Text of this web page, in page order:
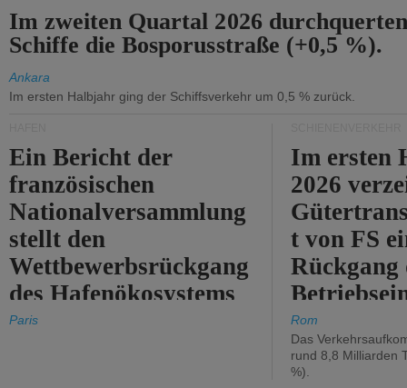
Im zweiten Quartal 2026
Schiffe die Bosporusstraße (+0,5 %).
Ankara
Im ersten Halbjahr ging der Schiffsverkehr um 0,5 % zurück.
Ein Bericht der
französischen
Nationalversammlung
stellt den
Wettbewerbsrückgang
des Hafenökosystems
des Staates fest.
Paris
Im ersten
2026
t von FS
Rückgang
um 2,7 %.
Rom
Das
rund 8,8 Milliarden
%).